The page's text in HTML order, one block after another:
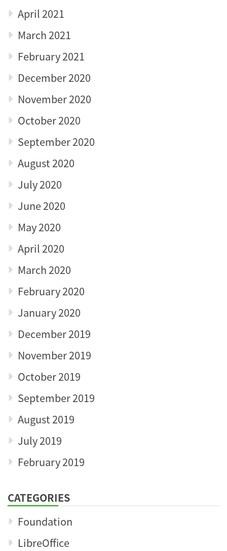
April 2021
March 2021
February 2021
December 2020
November 2020
October 2020
September 2020
August 2020
July 2020
June 2020
May 2020
April 2020
March 2020
February 2020
January 2020
December 2019
November 2019
October 2019
September 2019
August 2019
July 2019
February 2019
CATEGORIES
Foundation
LibreOffice